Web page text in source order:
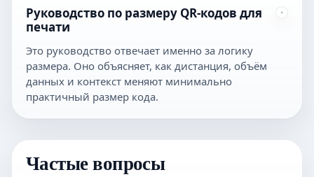
Руководство по размеру QR-кодов для
печати
Это руководство отвечает именно за логику
размера. Оно объясняет, как дистанция, объём
данных и контекст меняют минимально
практичный размер кода.
Частые вопросы